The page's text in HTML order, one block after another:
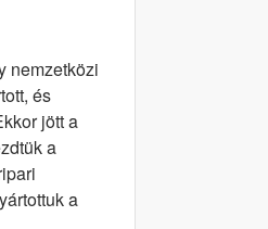
nemzetközi
és
jött a
a
a